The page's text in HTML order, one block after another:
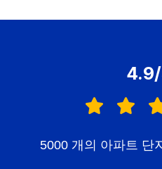
5000 개의 아파트 단